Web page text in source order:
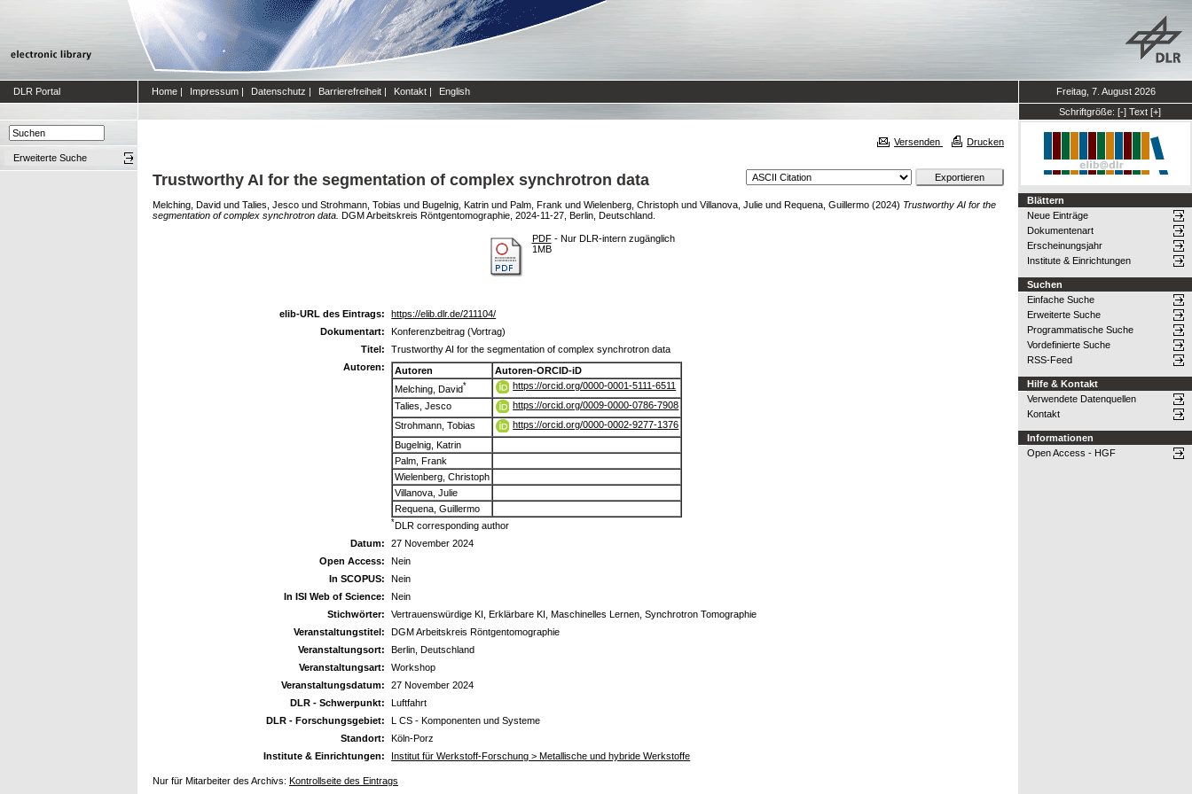
DLR Portal Home | Impressum | Datenschutz | Barrierefreiheit | Kontakt | English
Freitag, 7. August 2026
Schriftgröße: [-] Text [+]
Erweiterte Suche
Versenden Drucken
Trustworthy AI for the segmentation of complex synchrotron data
Melching, David und Talies, Jesco und Strohmann, Tobias und Bugelnig, Katrin und Palm, Frank und Wielenberg, Christoph und Villanova, Julie und Requena, Guillermo (2024) Trustworthy AI for the
segmentation of complex synchrotron data. DGM Arbeitskreis Röntgentomographie, 2024-11-27, Berlin, Deutschland.
PDF- Nur DLR-intern zugänglich
1MB
elib-URL des Eintrags:
https://elib.dlr.de/211104/
Dokumentart:
Konferenzbeitrag (Vortrag)
Titel:
Trustworthy AI for the segmentation of complex synchrotron data
Autoren:
Autoren
Autoren-ORCID-iD
Melching, David*
https://orcid.org/0000-0001-5111-6511
Talies, Jesco
https://orcid.org/0009-0000-0786-7908
Strohmann, Tobias
https://orcid.org/0000-0002-9277-1376
Bugelnig, Katrin
Palm, Frank
Wielenberg, Christoph
Villanova, Julie
Requena, Guillermo
*DLR corresponding author
Datum:
27 November 2024
Open Access:
Nein
In SCOPUS:
Nein
In ISI Web of Science:
Nein
Stichwörter:
Vertrauenswürdige KI, Erklärbare KI, Maschinelles Lernen, Synchrotron Tomographie
Veranstaltungstitel:
DGM Arbeitskreis Röntgentomographie
Veranstaltungsort:
Berlin, Deutschland
Veranstaltungsart:
Workshop
Veranstaltungsdatum:
27 November 2024
DLR - Schwerpunkt:
Luftfahrt
DLR - Forschungsgebiet:
L CS - Komponenten und Systeme
Standort:
Köln-Porz
Institute & Einrichtungen:
Institut für Werkstoff-Forschung > Metallische und hybride Werkstoffe
Nur für Mitarbeiter des Archivs: Kontrollseite des Eintrags
Blättern
Neue Einträge
Dokumentenart
Erscheinungsjahr
Institute & Einrichtungen
Suchen
Einfache Suche
Erweiterte Suche
Programmatische Suche
Vordefinierte Suche
RSS-Feed
Hilfe & Kontakt
Verwendete Datenquellen
Kontakt
Informationen
Open Access - HGF